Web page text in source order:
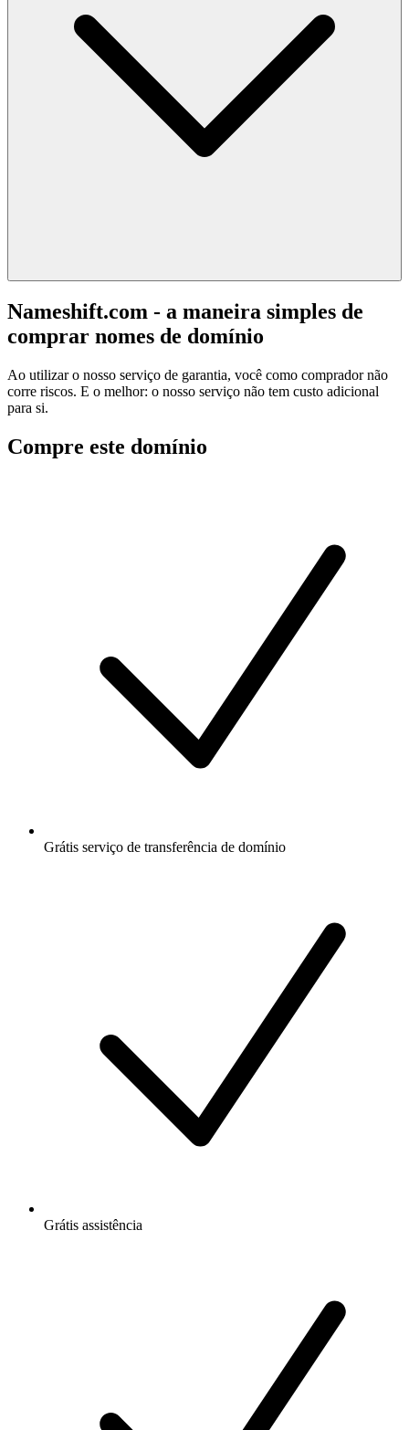
Nameshift.com - a maneira simples de
comprar nomes de domínio
Ao utilizar o nosso serviço de garantia, você como comprador não
corre riscos. E o melhor: o nosso serviço não tem custo adicional
para si.
Compre este domínio
Grátis serviço de transferência de domínio
Grátis assistência